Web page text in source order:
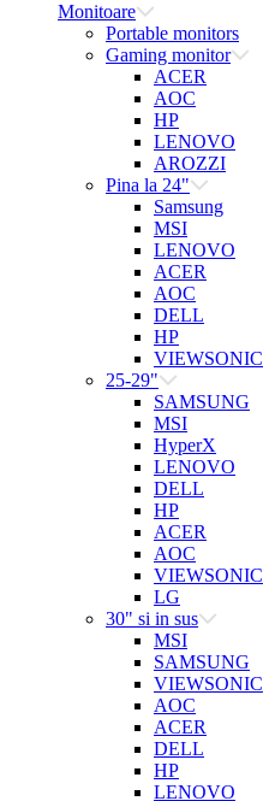
Monitoare
Portable monitors
Gaming monitor
ACER
AOC
HP
LENOVO
AROZZI
Pina la 24"
Samsung
MSI
LENOVO
ACER
AOC
DELL
HP
VIEWSONIC
25-29"
SAMSUNG
MSI
HyperX
LENOVO
DELL
HP
ACER
AOC
VIEWSONIC
LG
30" si in sus
MSI
SAMSUNG
VIEWSONIC
AOC
ACER
DELL
HP
LENOVO